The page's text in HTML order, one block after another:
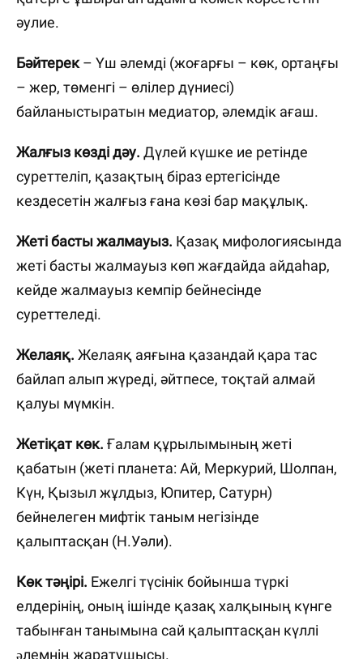
әулие.
Бәйтерек– Үш әлемді (жоғарғы – көк, ортаңғы
– жер, төменгі – өлілер дүниесі)
байланыстыратын медиатор, әлемдік ағаш.
Жалғыз көзді дәу. Дүлей күшке ие ретінде
суреттеліп, қазақтың біраз ертегісінде
кездесетін жалғыз ғана көзі бар мақұлық.
Жеті басты жалмауыз. Қазақ мифологиясында
жеті басты жалмауыз көп жағдайда айдаһар,
кейде жалмауыз кемпір бейнесінде
суреттеледі.
Желаяқ. Желаяқ аяғына қазандай қара тас
байлап алып жүреді, әйтпесе, тоқтай алмай
қалуы мүмкін.
Жетіқат көк. Ғалам құрылымының жеті
қабатын (жеті планета: Ай, Меркурий, Шолпан,
Күн, Қызыл жұлдыз, Юпитер, Сатурн)
бейнелеген мифтік таным негізінде
қалыптасқан (Н.Уәли).
Көк тәңірі. Ежелгі түсінік бойынша түркі
елдерінің, оның ішінде қазақ халқының күнге
табынған танымына сай қалыптасқан күллі
əлемнің жаратушысы.